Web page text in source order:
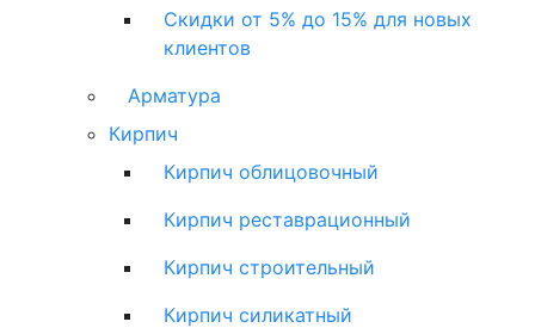
Скидки от 5% до 15% для новых
клиентов
Арматура
Кирпич
Кирпич облицовочный
Кирпич реставрационный
Кирпич строительный
Кирпич силикатный